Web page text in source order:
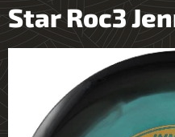
Star Roc3